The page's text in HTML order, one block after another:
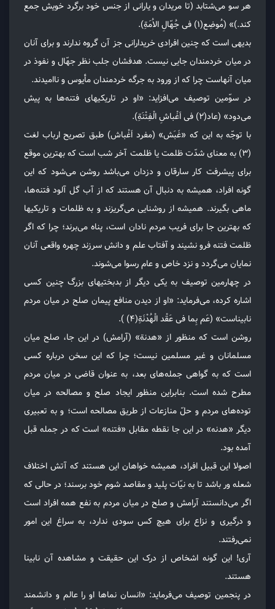
هر سو می‌شتابد (تا مریدان و یارانی از جنس خود برگرد خویش جمع
کند.)» (مُوضِع(۱) فی جُهّالِ الاُمَةِ).
بدیهی است که چنین افرادی خریدارانی جز آن گروه ندارند و برای آنان
در میان خردمندان جایی نیست. هدفشان جلب نظر جهّال و نفوذ در
میان آنهاست چرا که از ورود به جرگه خردمندان مأیوس و ناامیدند.
در سوّمین توصیف می‌افزاید: «او در تاریکیهای فتنه‌ها به پیش
می‌دود» (عاد(۲) فی اَغْباشِ الْفِتْنَةِ).
با توجّه به این که «غَبَش» (مفرد اَغْباش) طبق تصریح ارباب لغت
(۳) به معنای شدّت ظلمت یا ظلمت آخر شب است که بهترین موقع
برای پیشرفت کار سارقان و دزدان می‌باشد روشن می‌شود که این
گونه افراد، همیشه به دنبال آن هستند که از آب گل آلود فتنه‌ها،
ماهی بگیرند. همیشه از روشنایی می‌گریزند و به ظلمات و تاریکیها
که بهترین جا برای فریب مردم نادان است، پناه می‌برند؛ چرا که اگر
ظلمت فتنه فرو نشیند و آفتاب علم و دانش سرزند چهره واقعی آنان
نمایان می‌گردد و نزد خاص و عام رسوا می‌شوند.
در چهارمین توصیف به یکی دیگر از بدبختیهای بزرگ چنین کسی
اشاره کرده، می‌فرماید: «او از دیدن منافع پیمان صلح در میان مردم
نابیناست» (عَم بِما فی عَقْد الْهُدْنَةِ(۴) ).
روشن است که منظور از «هدنة» (آرامش) در این جا، صلح میان
مسلمانان و غیر مسلمین نیست؛ چرا که این سخن درباره کسی
است که به گواهی جمله‌های بعد، به عنوان قاضی در میان مردم
مطرح شده است. بنابراین منظور ایجاد صلح و مصالحه در میان
توده‌های مردم و حلّ منازعات از طریق مصالحه است؛ و به تعبیری
دیگر «هدنه» در این جا نقطه مقابل «فتنه» است که در جمله قبل
آمده بود.
اصولا این قبیل افراد، همیشه خواهان این هستند که آتش اختلاف
شعله ور باشد تا به نیّات پلید و مقاصد شوم خود برسند؛ در حالی که
اگر می‌دانستند آرامش و صلح در میان مردم به نفع همه افراد است
و درگیری و نزاع برای هیچ کس سودی ندارد، به سراغ این امور
نمی‌رفتند.
آری! این گونه اشخاص از درک این حقیقت و مشاهده آن نابینا
هستند.
در پنجمین توصیف می‌فرماید: «انسان نماها او را عالم و دانشمند